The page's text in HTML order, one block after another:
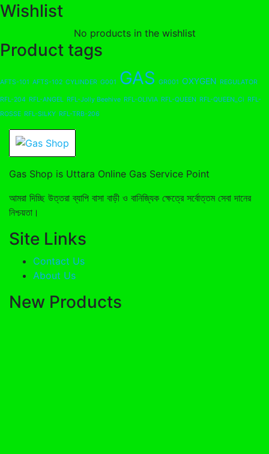
Wishlist
No products in the wishlist
Product tags
AFTS-101 AFTS-102 CYLINDER G001 GAS GR001 OXYGEN REGULATOR
RFL-204 RFL-ANGEL RFL-Jolly Beehive RFL-OLIVIA RFL-QUEEN RFL-QUEEN_Ci RFL-
ROSSE RFL-SILKY RFL-TRB-206
Gas Shop is Uttara Online Gas Service Point
আমরা দিচ্ছি উত্তরা ব্যাপি বাসা বাড়ী ও বানিজ্যিক ক্ষেত্রে সর্বোত্তম সেবা দানের
নিশ্চয়তা।
Site Links
Contact Us
About Us
New Products